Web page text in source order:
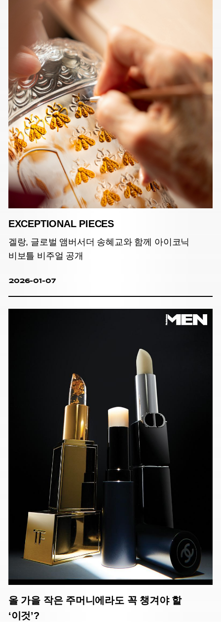
EXCEPTIONAL PIECES
겔랑, 글로벌 앰버서더 송혜교와 함께 아이코닉
비보틀 비주얼 공개
2026-01-07
올 가을 작은 주머니에라도 꼭 챙겨야 할
‘이것’?